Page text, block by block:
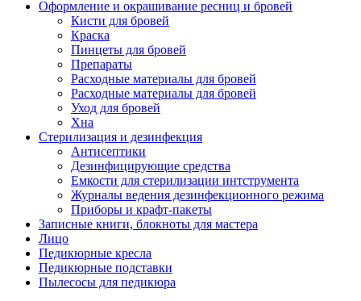
Оформление и окрашивание ресниц и бровей
Кисти для бровей
Краска
Пинцеты для бровей
Препараты
Расходные материалы для бровей
Расходные материалы для бровей
Уход для бровей
Хна
Стерилизация и дезинфекция
Антисептики
Дезинфицирующие средства
Емкости для стерилизации интструмента
Журналы ведения дезинфекционного режима
Приборы и крафт-пакеты
Записные книги, блокноты для мастера
Лицо
Педикюрные кресла
Педикюрные подставки
Пылесосы для педикюра